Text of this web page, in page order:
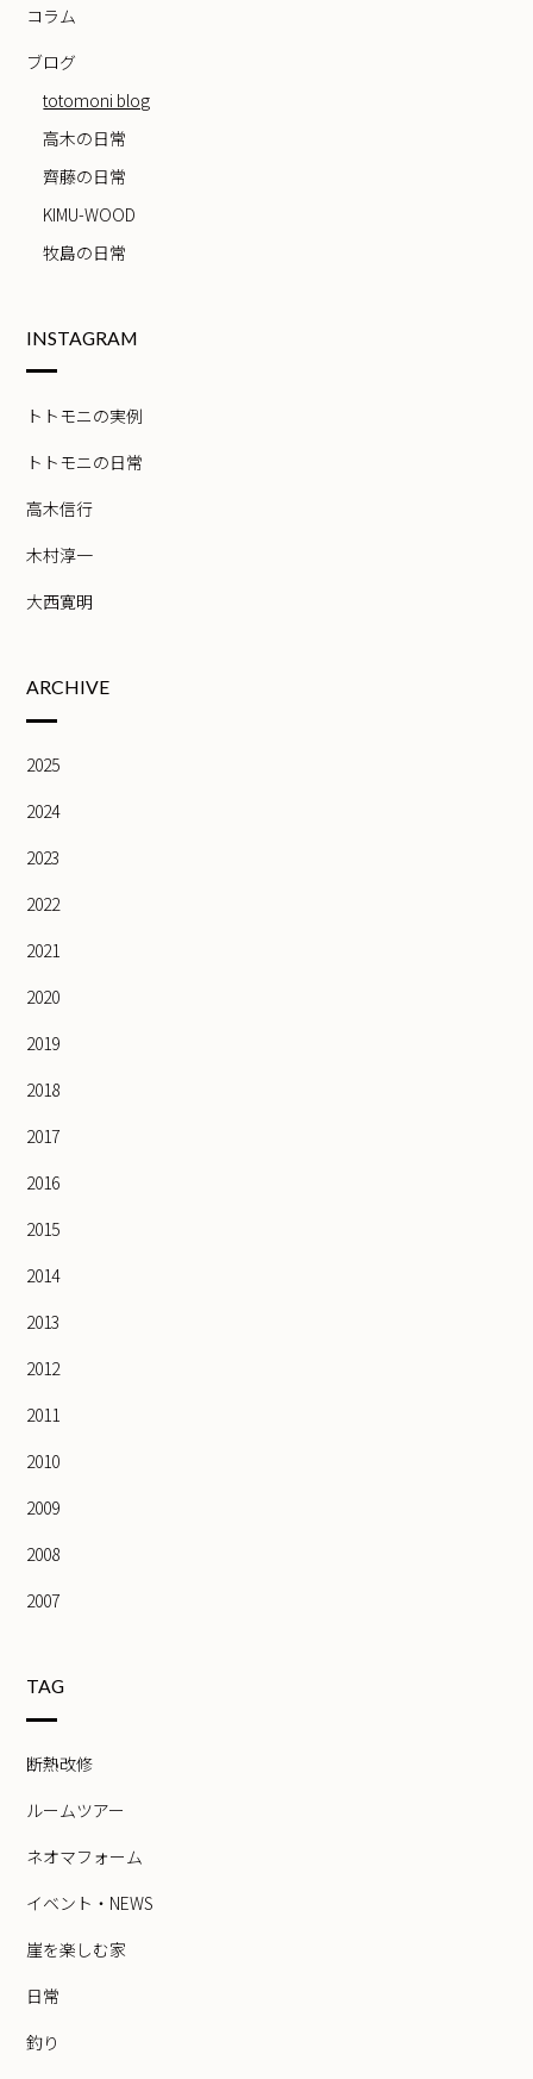
コラム
ブログ
totomoni blog
高木の日常
齊藤の日常
KIMU-WOOD
牧島の日常
INSTAGRAM
トトモニの実例
トトモニの日常
高木信行
木村淳一
大西寛明
ARCHIVE
2025
2024
2023
2022
2021
2020
2019
2018
2017
2016
2015
2014
2013
2012
2011
2010
2009
2008
2007
TAG
断熱改修
ルームツアー
ネオマフォーム
イベント・NEWS
崖を楽しむ家
日常
釣り